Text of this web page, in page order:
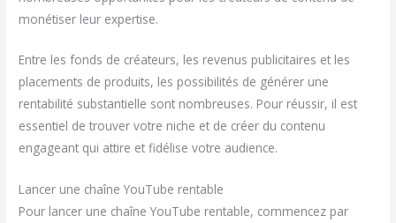
monétiser leur expertise.
Entre les fonds de créateurs, les revenus publicitaires et les
placements de produits, les possibilités de générer une
rentabilité substantielle sont nombreuses. Pour réussir, il est
essentiel de trouver votre niche et de créer du contenu
engageant qui attire et fidélise votre audience.
Lancer une chaîne YouTube rentable
Pour lancer une chaîne YouTube rentable, commencez par